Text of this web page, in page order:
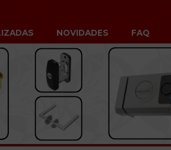
NOVIDADES FAQ